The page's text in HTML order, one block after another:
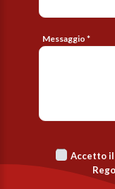
Messaggio *
Accetto